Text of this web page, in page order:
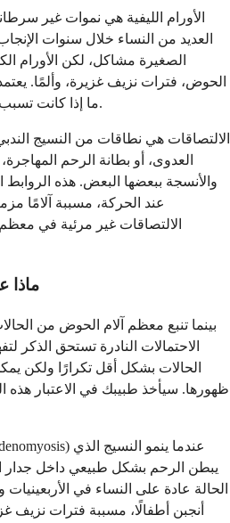
الأورام الليفية هي نموات غير
العديد من النساء خلال سنوات
الصغيرة مشاكل، لكن الأورام
الحوض، فترات نزيف غزيرة، وألمًا.
ما إذا كانت تسبب أعراضًا كافية تستدعي العلاج.
الالتصاقات هي نطاقات من النسيج
العدوى، أو بطانة الرحم
والأنسجة ببعضها البعض. هذه
عند الحركة، مسببة آلامًا
الالتصاقات غير مرئية في معظم
ماذا
بينما تنبع معظم آلام الحوض من
الاحتمالات النادرة تستحق الذكر
الحالات بشكل أقل تكرارًا ولكن
ظهورها. سيأخذ طبيبك في الاعتبار هذه
يبطن الرحم بشكل طبيعي داخل جدار
الحالة عادة على النساء في
أنجبن أطفالًا، مسببة فترات نزيف